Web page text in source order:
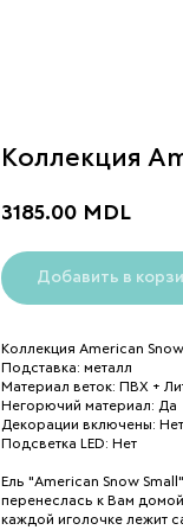
Коллекция
3185.00 MDL
Добавить в
Коллекция American Snow
Подставка: металл
Материал веток: ПВХ +
Негорючий материал: Да
Декорации включены: Нет
Подсветка LED: Нет
Ель "American Snow
перенеслась к Вам
каждой иголочке лежит